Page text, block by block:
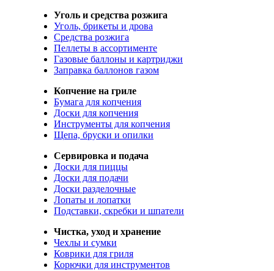
Уголь и средства розжига
Уголь, брикеты и дрова
Средства розжига
Пеллеты в ассортименте
Газовые баллоны и картриджи
Заправка баллонов газом
Копчение на гриле
Бумага для копчения
Доски для копчения
Инструменты для копчения
Щепа, бруски и опилки
Сервировка и подача
Доски для пиццы
Доски для подачи
Доски разделочные
Лопаты и лопатки
Подставки, скребки и шпатели
Чистка, уход и хранение
Чехлы и сумки
Коврики для гриля
Корючки для инструментов